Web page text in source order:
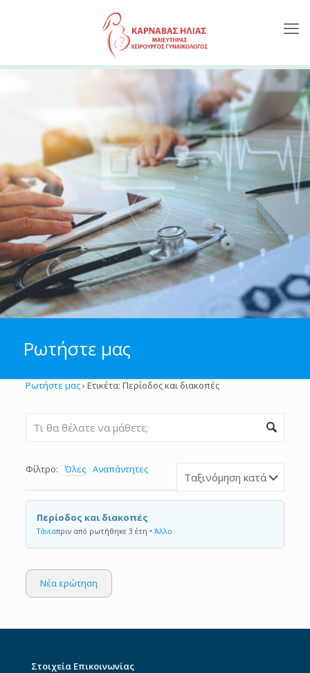
Ρωτήστε μας
Ρωτήστε μας› Ετικέτα: Περίοδος και διακοπές
Φίλτρο: Όλες Αναπάντητες
Περίοδος και διακοπές
Τάνιαπριν από ρωτήθηκε 3 έτη • Άλλο
Νέα ερώτηση
Στοιχεία Επικοινωνίας